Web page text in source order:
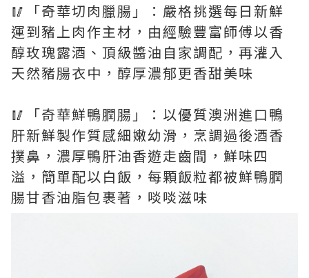
🥢「奇華切肉臘腸」：嚴格挑選每日新鮮
運到豬上肉作主材，由經驗豐富師傅以香
醇玫瑰露酒、頂級醬油自家調配，再灌入
天然豬腸衣中，醇厚濃郁更香甜美味
🥢「奇華鮮鴨膶腸」：以優質澳洲進口鴨
肝新鮮製作質感細嫩幼滑，烹調過後酒香
撲鼻，濃厚鴨肝油香遊走齒間，鮮味四
溢，簡單配以白飯，每顆飯粒都被鮮鴨膶
腸甘香油脂包裹著，啖啖滋味